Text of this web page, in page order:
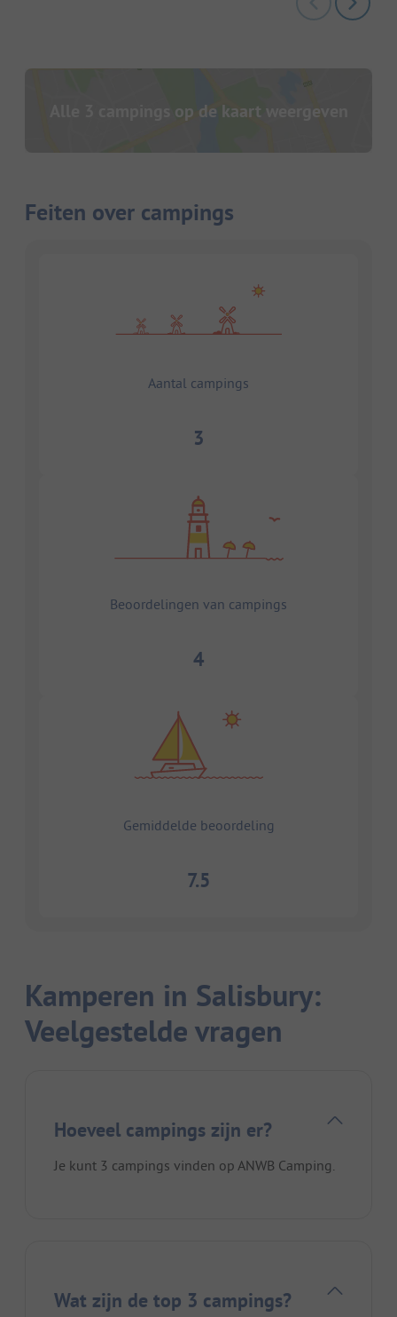
Alle 3 campings op de kaart weergeven
Feiten over campings
Aantal campings
3
Beoordelingen van campings
4
Gemiddelde beoordeling
7.5
Kamperen in Salisbury:
Veelgestelde vragen
Hoeveel campings zijn er?
Je kunt 3 campings vinden op ANWB Camping.
Wat zijn de top 3 campings?